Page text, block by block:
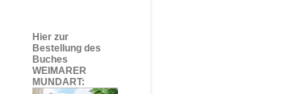
Hier zur
Bestellung des
Buches
WEIMARER
MUNDART: